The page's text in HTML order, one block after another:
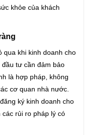
khỏe của khách
qua khi kinh doanh cho
tư cần đảm bảo
là hợp pháp, không
cơ quan nhà nước.
ký kinh doanh cho
rủi ro pháp lý có